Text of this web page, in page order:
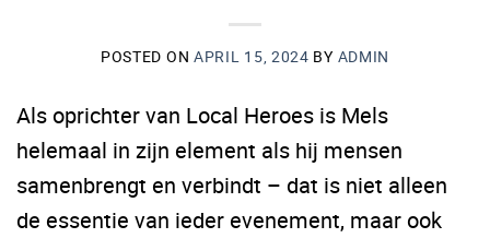
POSTED ON APRIL 15, 2024 BY ADMIN
Als oprichter van Local Heroes is Mels
helemaal in zijn element als hij mensen
samenbrengt en verbindt – dat is niet alleen
de essentie van ieder evenement, maar ook